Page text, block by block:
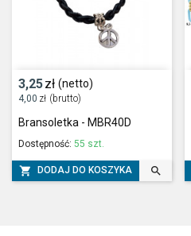
3,25zł (netto)
4,00 zł (brutto)
Bransoletka - MBR40D
Dostępność: 55 szt.
 DODAJ DO KOSZYKA 